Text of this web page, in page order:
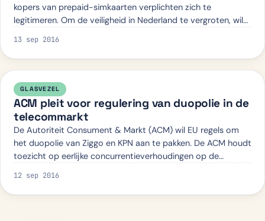
kopers van prepaid-simkaarten verplichten zich te
legitimeren. Om de veiligheid in Nederland te vergroten, wil
13 sep 2016
GLASVEZEL
ACM pleit voor regulering van duopolie in de
telecommarkt
De Autoriteit Consument & Markt (ACM) wil EU regels om
het duopolie van Ziggo en KPN aan te pakken. De ACM houdt
toezicht op eerlijke concurrentieverhoudingen op de
12 sep 2016